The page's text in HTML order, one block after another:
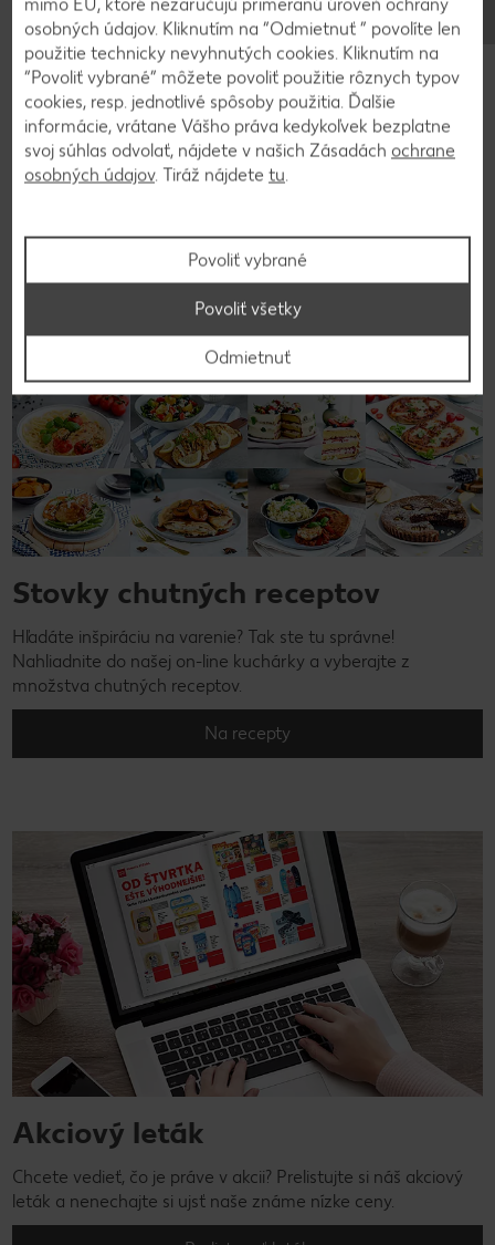
Video k receptu
Späť na prehľad
Stovky chutných receptov
Hľadáte inšpiráciu na varenie? Tak ste tu správne!
Nahliadnite do našej on-line kuchárky a vyberajte z
množstva chutných receptov.
Na recepty
Akciový leták
Chcete vedieť, čo je práve v akcii? Prelistujte si náš akciový
leták a nenechajte si ujsť naše známe nízke ceny.
mimo EÚ, ktoré nezaručujú primeranú úroveň ochrany
osobných údajov. Kliknutím na “Odmietnuť ” povolíte len
použitie technicky nevyhnutých cookies. Kliknutím na
“Povoliť vybrané” môžete povoliť použitie rôznych typov
cookies, resp. jednotlivé spôsoby použitia. Ďalšie
informácie, vrátane Vášho práva kedykoľvek bezplatne
svoj súhlas odvolať, nájdete v našich Zásadách ochrane
osobných údajov. Tiráž nájdete tu.
Povoliť vybrané
Odmietnuť
Povoliť všetky